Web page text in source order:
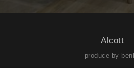
Alcott
produce by